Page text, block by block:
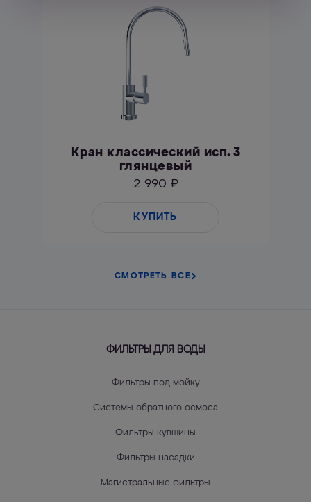
Кран классический исп. 3
глянцевый
2 990 ₽
КУПИТЬ
СМОТРЕТЬ ВСЕ
ФИЛЬТРЫ ДЛЯ ВОДЫ
Фильтры под мойку
Системы обратного осмоса
Фильтры-кувшины
Фильтры-насадки
Магистральные фильтры